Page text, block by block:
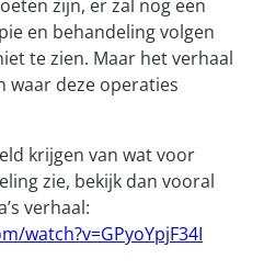
zijn, er zal nog een
en behandeling volgen
te zien. Maar het verhaal
waar deze operaties
krijgen van wat voor
zie, bekijk dan vooral
verhaal:
watch?v=GPyoYpjF34I